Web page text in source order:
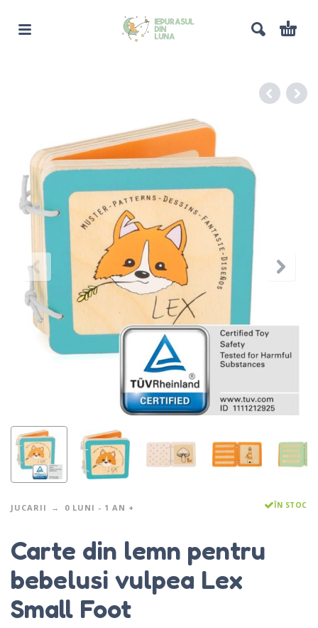
JUCARII 0 LUNI - 1 AN + ÎN STOC
Carte din lemn pentru
bebelusi vulpea Lex
Small Foot